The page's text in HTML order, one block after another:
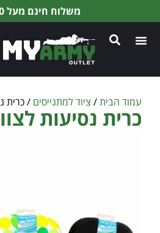
משלוח חינם מעל 150 ש"ח
עמוד הבית/ ציוד למתגייסים / כרית
כרית נסיעות